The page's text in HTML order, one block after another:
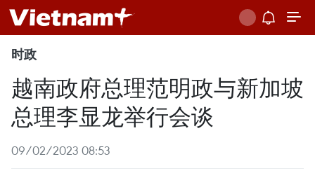
时政
越南政府总理范明政与新加坡
总理李显龙举行会谈
09/02/2023 08:53